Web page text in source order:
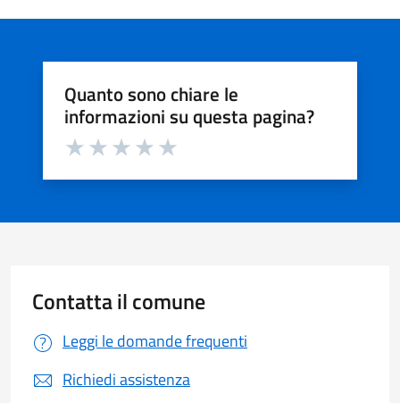
Quanto sono chiare le
informazioni su questa pagina?
Valuta da 1 a 5 stelle la pagina
Contatta il comune
Leggi le domande frequenti
Richiedi assistenza